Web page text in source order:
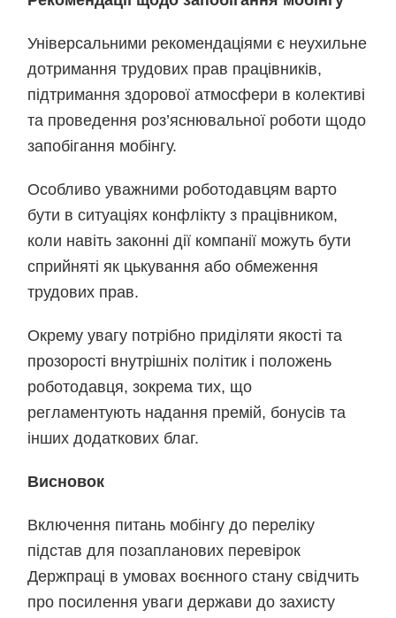
Універсальними рекомендаціями є неухильне
дотримання трудових прав працівників,
підтримання здорової атмосфери в колективі
та проведення роз’яснювальної роботи щодо
запобігання мобінгу.
Особливо уважними роботодавцям варто
бути в ситуаціях конфлікту з працівником,
коли навіть законні дії компанії можуть бути
сприйняті як цькування або обмеження
трудових прав.
Окрему увагу потрібно приділяти якості та
прозорості внутрішніх політик і положень
роботодавця, зокрема тих, що
регламентують надання премій, бонусів та
інших додаткових благ.
Висновок
Включення питань мобінгу до переліку
підстав для позапланових перевірок
Держпраці в умовах воєнного стану свідчить
про посилення уваги держави до захисту